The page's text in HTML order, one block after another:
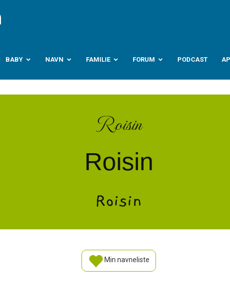
Babyverden.no
BABY NAVN FAMILIE FORUM PODCAST
Roisin
Roisin
Roisin
Min navneliste